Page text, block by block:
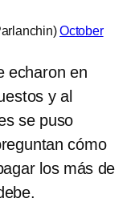
October
echaron en
y al
se puso
cómo
los más de